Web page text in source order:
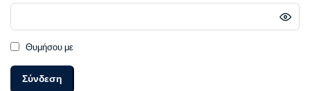
Θυμήσου με
Σύνδεση